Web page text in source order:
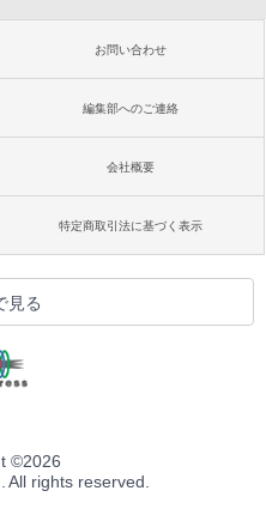
お問い合わせ
編集部へのご連絡
会社概要
特定商取引法に基づく表示
見る
©2026
All rights reserved.